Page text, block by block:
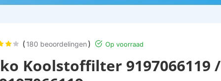
Koolstoffilter 9197066119 /
(180 beoordelingen) Op voorraad